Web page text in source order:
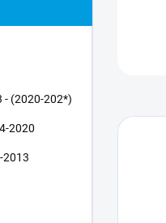
(2020-202*)
2020
2013